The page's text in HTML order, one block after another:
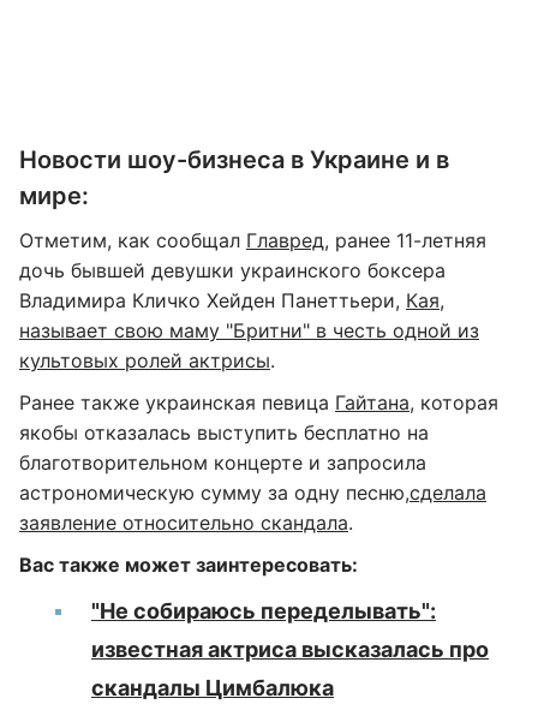
Новости шоу-бизнеса в Украине и в
мире:
Отметим, как сообщал Главред, ранее 11-летняя
дочь бывшей девушки украинского боксера
Владимира Кличко Хейден Панеттьери, Кая,
называет свою маму "Бритни" в честь одной из
культовых ролей актрисы.
Ранее также украинская певица Гайтана, которая
якобы отказалась выступить бесплатно на
благотворительном концерте и запросила
астрономическую сумму за одну песню,сделала
заявление относительно скандала.
Вас также может заинтересовать:
"Не собираюсь переделывать":
известная актриса высказалась про
скандалы Цимбалюка